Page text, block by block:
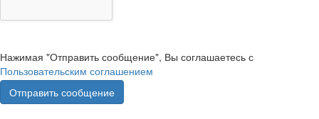
Нажимая "Отправить сообщение", Вы соглашаетесь с
Пользовательским соглашением